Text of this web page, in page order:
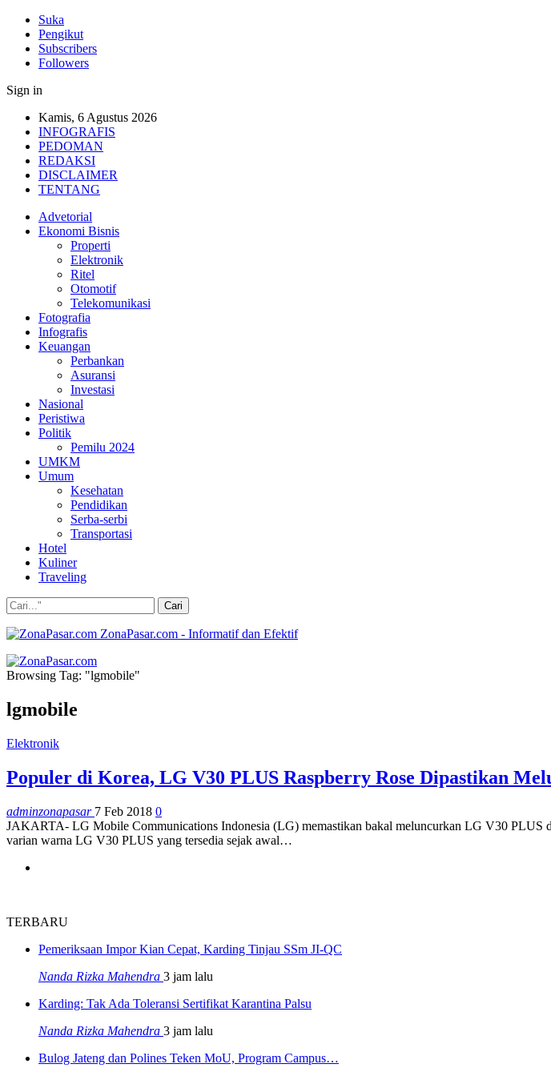
Suka
Pengikut
Subscribers
Followers
Sign in
Kamis, 6 Agustus 2026
INFOGRAFIS
PEDOMAN
REDAKSI
DISCLAIMER
TENTANG
Advetorial
Ekonomi Bisnis
Properti
Elektronik
Ritel
Otomotif
Telekomunikasi
Fotografia
Infografis
Keuangan
Perbankan
Asuransi
Investasi
Nasional
Peristiwa
Politik
Pemilu 2024
UMKM
Umum
Kesehatan
Pendidikan
Serba-serbi
Transportasi
Hotel
Kuliner
Traveling
ZonaPasar.com - Informatif dan Efektif
Browsing Tag: "lgmobile"
lgmobile
Elektronik
Populer di Korea, LG V30 PLUS Raspberry Rose Dipastikan
adminzonapasar 7 Feb 2018 0
JAKARTA- LG Mobile Communications Indonesia (LG) memastikan bakal meluncurkan LG V30 PLUS
varian warna LG V30 PLUS yang tersedia sejak awal…
TERBARU
Pemeriksaan Impor Kian Cepat, Karding Tinjau SSm JI-QC
Nanda Rizka Mahendra 3 jam lalu
Karding: Tak Ada Toleransi Sertifikat Karantina Palsu
Nanda Rizka Mahendra 3 jam lalu
Bulog Jateng dan Polines Teken MoU, Program Campus…